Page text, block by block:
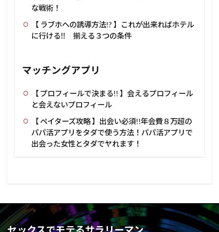
な戦術！
【 ラブホへの誘導方法!? 】これが出来ればホテル
に行ける‼ 揃える３つの条件
マッチングアプリ
【 プロフィールで決まる!! 】会えるプロフィール
と会えないプロフィール
【 ペイターズ攻略 】出会い必須!!年会費８万超の
パパ活アプリをタダで使う方法！パパ活アプリで
出会った女性とタダでヤれます！
セックスでモテるサラリーマン